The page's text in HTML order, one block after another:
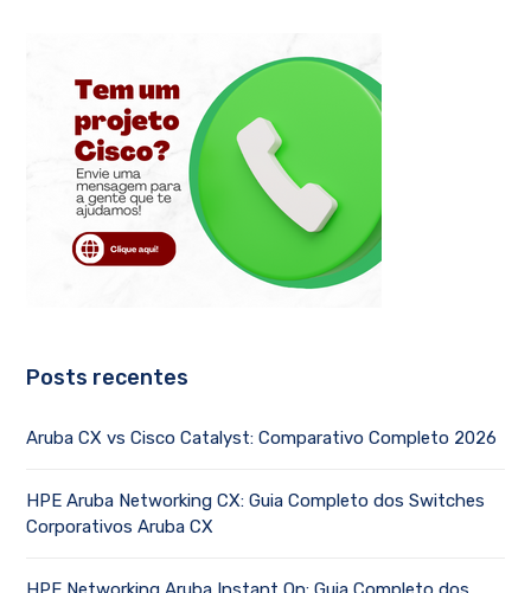
Posts recentes
Aruba CX vs Cisco Catalyst: Comparativo Completo 2026
HPE Aruba Networking CX: Guia Completo dos Switches
Corporativos Aruba CX